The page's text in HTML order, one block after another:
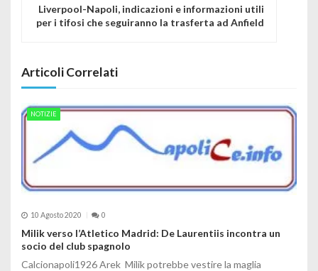
Liverpool-Napoli, indicazioni e informazioni utili
per i tifosi che seguiranno la trasferta ad Anfield
Articoli Correlati
NOTIZIE
10 Agosto 2020 0
Milik verso l’Atletico Madrid: De Laurentiis incontra un
socio del club spagnolo
Calcionapoli1926 Arek Milik potrebbe vestire la maglia